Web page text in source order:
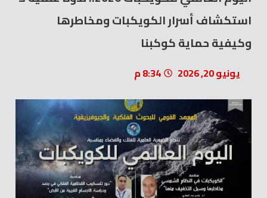
استكشاف أسرار الكويكبات ومخاطرها
وكيفية حماية كوكبنا
يونيو 20, 2026 8:34 م